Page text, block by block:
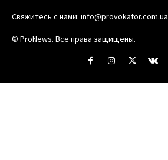
Свяжитесь с нами: info@provokator.com.ua
© ProNews. Все права защищены.